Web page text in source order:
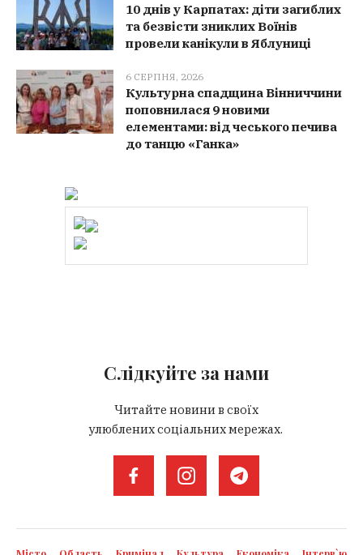
10 днів у Карпатах: діти загиблих
та безвісти зниклих Воїнів
провели канікули в Яблуниці
6 СЕРПНЯ, 2026
Культурна спадщина Вінниччини
поповнилася 9 новими
елементами: від чеського печива
до танцю «Ганка»
Слідкуйте за нами
Читайте новини в своїх
улюблених соціальних мережах.